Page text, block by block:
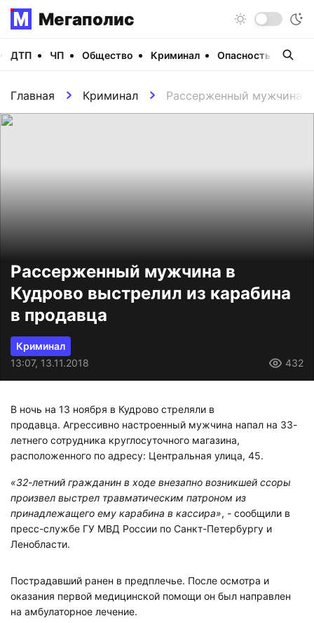
Мегаполис
ДТП ЧП Общество Криминал Опасность
Главная Криминал Рассерженный мужчина в
Рассерженный мужчина в
Кудрово выстрелил из карабина
в продавца
Криминал
13:07, 13.11.2018
432
В ночь на 13 ноября в Кудрово стреляли в
продавца. Агрессивно настроенный мужчина напал на 33-
летнего сотрудника круглосуточного магазина,
расположенного по адресу: Центральная улица, 45.
«32-летний гражданин в ходе внезапно возникшей ссоры
произвел выстрел травматическим патроном из
принадлежащего ему карабина в кассира», - сообщили в
пресс-службе ГУ МВД России по Санкт-Петербургу и
Ленобласти.
Пострадавший ранен в предплечье. После осмотра и
оказания первой медицинской помощи он был направлен
на амбулаторное лечение.